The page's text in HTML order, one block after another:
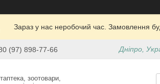
Зараз у нас неробочий час. Замовлення
(97) 898-77-66 Дніпро,
зоотовари,